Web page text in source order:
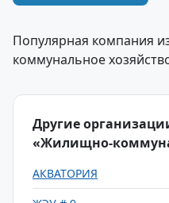
Популярная компания
коммунальное
Другие
«Жилищно-
АКВАТОРИЯ